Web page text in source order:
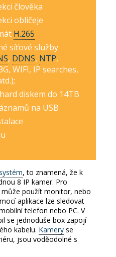
člověka
obličeje
H.265
síťové služby
, DDNS, NTP,
WIFI, IP searches,
diskem do 14TB
na USB
, to znamená, že k
8 IP kamer. Pro
použít monitor, nebo
aplikace lze sledovat
telefon nebo PC. V
se jednoduše box zapojí
kabelu. Kamery se
jsou voděodolné s